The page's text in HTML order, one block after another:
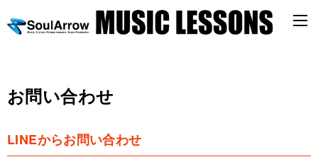
お問い合わせ
LINEからお問い合わせ